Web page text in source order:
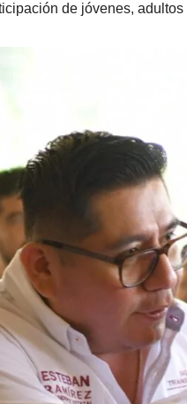
de jóvenes,